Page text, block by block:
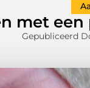
met
Gepubliceerd